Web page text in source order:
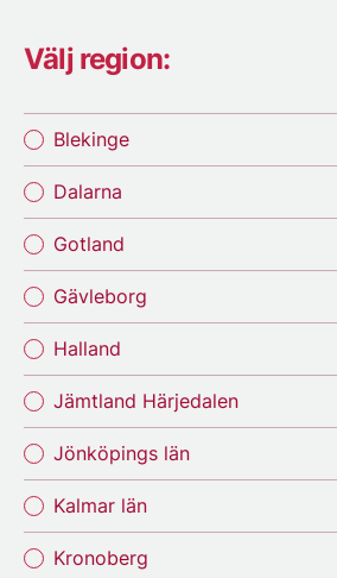
Välj region:
Blekinge
Dalarna
Gotland
Gävleborg
Halland
Jämtland Härjedalen
Jönköpings län
Kalmar län
Kronoberg